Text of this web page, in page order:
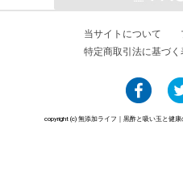
当サイトについて
特定商取引法に基づく
copyright (c) 無添加ライフ｜黒酢と吸い玉と健